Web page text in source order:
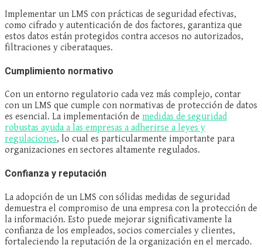
Implementar un LMS con prácticas de seguridad efectivas,
como cifrado y autenticación de dos factores, garantiza que
estos datos están protegidos contra accesos no autorizados,
filtraciones y ciberataques.
Cumplimiento normativo
Con un entorno regulatorio cada vez más complejo, contar
con un LMS que cumple con normativas de protección de datos
es esencial. La implementación de medidas de seguridad
robustas ayuda a las empresas a adherirse a leyes y
regulaciones, lo cual es particularmente importante para
organizaciones en sectores altamente regulados.
Confianza y reputación
La adopción de un LMS con sólidas medidas de seguridad
demuestra el compromiso de una empresa con la protección de
la información. Esto puede mejorar significativamente la
confianza de los empleados, socios comerciales y clientes,
fortaleciendo la reputación de la organización en el mercado.